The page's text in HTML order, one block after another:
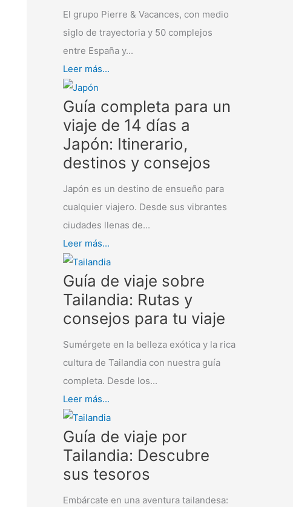
El grupo Pierre & Vacances, con medio
siglo de trayectoria y 50 complejos
entre España y...
Leer más...
Guía completa para un
viaje de 14 días a
Japón: Itinerario,
destinos y consejos
Japón es un destino de ensueño para
cualquier viajero. Desde sus vibrantes
ciudades llenas de...
Leer más...
Guía de viaje sobre
Tailandia: Rutas y
consejos para tu viaje
Sumérgete en la belleza exótica y la rica
cultura de Tailandia con nuestra guía
completa. Desde los...
Leer más...
Guía de viaje por
Tailandia: Descubre
sus tesoros
Embárcate en una aventura tailandesa: